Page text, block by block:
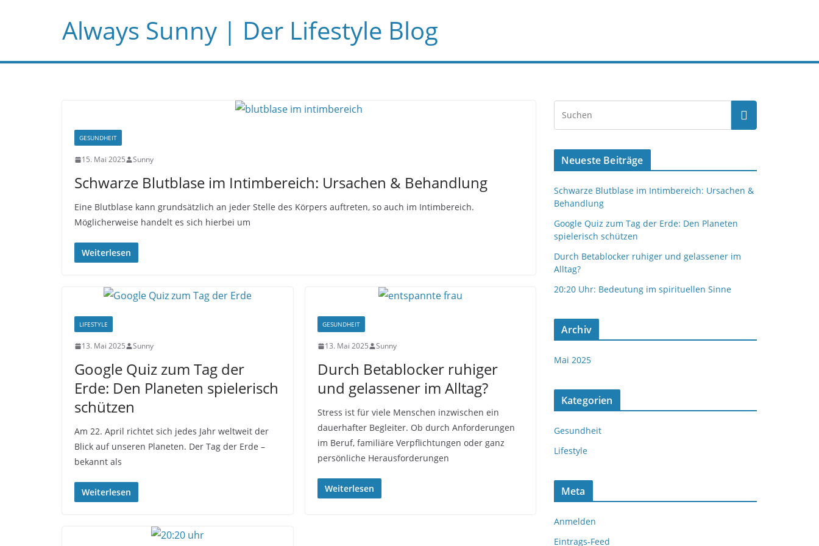
Always Sunny | Der Lifestyle Blog
GESUNDHEIT
15. Mai 2025 Sunny
Schwarze Blutblase im Intimbereich: Ursachen & Behandlung
Eine Blutblase kann grundsätzlich an jeder Stelle des Körpers auftreten, so auch im Intimbereich.
Möglicherweise handelt es sich hierbei um
Weiterlesen
LIFESTYLE
13. Mai 2025 Sunny
Google Quiz zum Tag der
Erde: Den Planeten spielerisch
schützen
Am 22. April richtet sich jedes Jahr weltweit der
Blick auf unseren Planeten. Der Tag der Erde –
bekannt als
Weiterlesen
GESUNDHEIT
13. Mai 2025 Sunny
Durch Betablocker ruhiger
und gelassener im Alltag?
Stress ist für viele Menschen inzwischen ein
dauerhafter Begleiter. Ob durch Anforderungen
im Beruf, familiäre Verpflichtungen oder ganz
persönliche Herausforderungen
Weiterlesen
Neueste Beiträge
Schwarze Blutblase im Intimbereich: Ursachen &
Behandlung
Google Quiz zum Tag der Erde: Den Planeten
spielerisch schützen
Durch Betablocker ruhiger und gelassener im
Alltag?
20:20 Uhr: Bedeutung im spirituellen Sinne
Archiv
Mai 2025
Kategorien
Gesundheit
Lifestyle
Meta
Anmelden
Eintrags-Feed